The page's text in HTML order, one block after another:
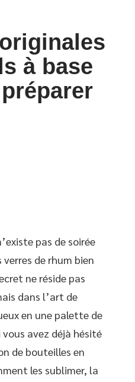
à base
pas de soirée
verres de rhum bien
ne réside pas
dans l’art de
en une palette de
avez déjà hésité
de bouteilles en
les sublimer, la